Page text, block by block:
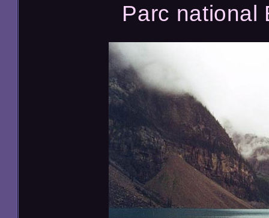
Parc national